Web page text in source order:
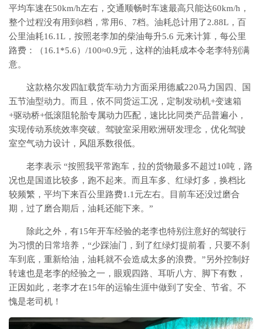
平均车速在50km/h左右，交通顺畅时车速最高只能达60km/h，
整个过程没有用到8档，常用6、7档。油耗总计用了2.88L，百
公里油耗16.1L，按照老李加的柴油每升5.6 元来计算，每公里
路费：（16.1*5.6）/100≈0.9元，这样的油耗成本令老李特别满
意。
这款格尔发四缸载货车动力方面采用德威220马力国四、国
五节油型动力。而且，依不同货运工况，定制发动机+变速箱
+驱动桥+低滚阻轮胎专属动力匹配，速比比同类产品普遍小，
实现传动系统效率突破。驾驶室采用欧洲研发理念，优化驾驶
室空气动力设计，风阻系数很低。
老李表示 “按照我平常跑车，拉的货物最多不超过10吨，路
况也是国道比较多，跑不起来。而且车多、红绿灯多，换档比
较频繁，平均下来百公里路费1.1元左右。目前车还没过磨合
期，过了磨合期后，油耗还能下来。”
除此之外，有15年开车经验的老李也特别注意好的驾驶行
为习惯的日常培养，“少踩油门，到了红绿灯提前看，只要不刹
车到底，重新给油，油耗就不会造成太多的浪费。”另外控制好
转速也是老李的经验之一，眼观四路、耳听八方、脚下有数，
正因如此，老李才在15年的运输生涯中做到了安全、节省。不
愧是老司机！